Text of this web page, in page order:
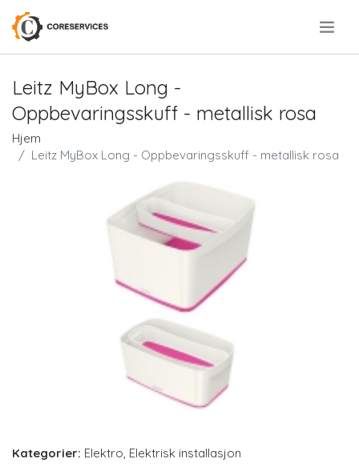
Leitz MyBox Long -
Oppbevaringsskuff - metallisk rosa
Hjem
Leitz MyBox Long - Oppbevaringsskuff - metallisk rosa
Kategorier: Elektro Elektrisk installasjon